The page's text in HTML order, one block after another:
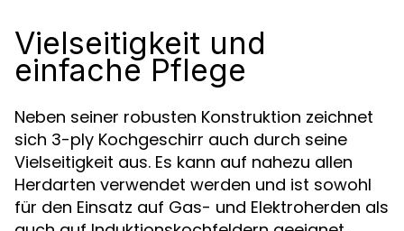
Vielseitigkeit und
einfache Pflege
Neben seiner robusten Konstruktion zeichnet
sich 3-ply Kochgeschirr auch durch seine
Vielseitigkeit aus. Es kann auf nahezu allen
Herdarten verwendet werden und ist sowohl
für den Einsatz auf Gas- und Elektroherden als